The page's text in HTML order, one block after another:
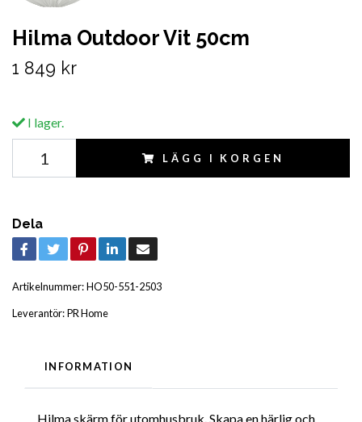
Hilma Outdoor Vit 50cm
1 849 kr
I lager.
LÄGG I KORGEN
Dela
Artikelnummer:HO50-551-2503
Leverantör:PR Home
INFORMATION
Hilma skärm för utomhusbruk. Skapa en härlig och